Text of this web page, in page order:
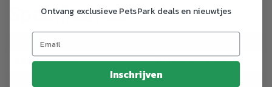
Specificaties
Artikelnummer
EAN nummer
4011905027562
Hond
Ontvang exclusieve PetsPark deals en nieuwtjes
Inschrijven